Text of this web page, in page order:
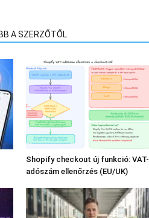
A SZERZŐTŐL
Shopify checkout új funkció: VAT-
adószám ellenőrzés (EU/UK)